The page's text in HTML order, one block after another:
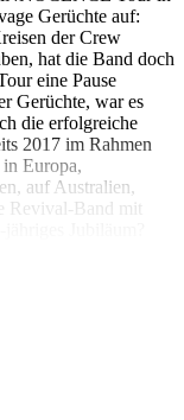
Gerüchte auf:
der Crew
hat die Band doch
eine Pause
Gerüchte, war es
die erfolgreiche
2017 im Rahmen
Europa,
auf Australien,
Revival-Band mit
Jubiläum?
von Kritikern
9 Jahren kehren
zum ersten Mal